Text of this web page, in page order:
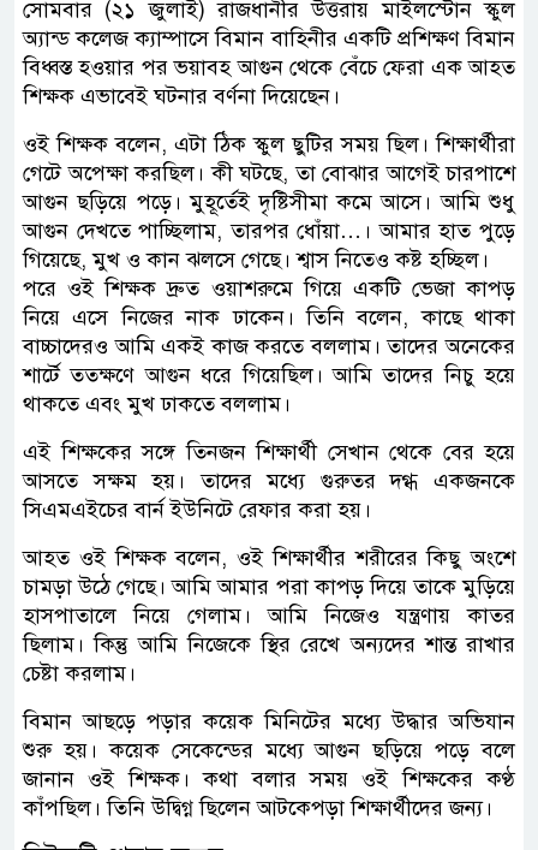
সোমবার (২১ জুলাই) রাজধানীর উত্তরায় মাইলস্টোন স্কুল
অ্যান্ড কলেজ ক্যাম্পাসে বিমান বাহিনীর একটি প্রশিক্ষণ বিমান
বিধ্বস্ত হওয়ার পর ভয়াবহ আগুন থেকে বেঁচে ফেরা এক আহত
শিক্ষক এভাবেই ঘটনার বর্ণনা দিয়েছেন।
ওই শিক্ষক বলেন, এটা ঠিক স্কুল ছুটির সময় ছিল। শিক্ষার্থীরা
গেটে অপেক্ষা করছিল। কী ঘটছে, তা বোঝার আগেই চারপাশে
আগুন ছড়িয়ে পড়ে। মুহূর্তেই দৃষ্টিসীমা কমে আসে। আমি শুধু
আগুন দেখতে পাচ্ছিলাম, তারপর ধোঁয়া…। আমার হাত পুড়ে
গিয়েছে, মুখ ও কান ঝলসে গেছে। শ্বাস নিতেও কষ্ট হচ্ছিল।
পরে ওই শিক্ষক দ্রুত ওয়াশরুমে গিয়ে একটি ভেজা কাপড়
নিয়ে এসে নিজের নাক ঢাকেন। তিনি বলেন, কাছে থাকা
বাচ্চাদেরও আমি একই কাজ করতে বললাম। তাদের অনেকের
শার্টে ততক্ষণে আগুন ধরে গিয়েছিল। আমি তাদের নিচু হয়ে
থাকতে এবং মুখ ঢাকতে বললাম।
এই শিক্ষকের সঙ্গে তিনজন শিক্ষার্থী সেখান থেকে বের হয়ে
আসতে সক্ষম হয়। তাদের মধ্যে গুরুতর দগ্ধ একজনকে
সিএমএইচের বার্ন ইউনিটে রেফার করা হয়।
আহত ওই শিক্ষক বলেন, ওই শিক্ষার্থীর শরীরের কিছু অংশে
চামড়া উঠে গেছে। আমি আমার পরা কাপড় দিয়ে তাকে মুড়িয়ে
হাসপাতালে নিয়ে গেলাম। আমি নিজেও যন্ত্রণায় কাতর
ছিলাম। কিন্তু আমি নিজেকে স্থির রেখে অন্যদের শান্ত রাখার
চেষ্টা করলাম।
বিমান আছড়ে পড়ার কয়েক মিনিটের মধ্যে উদ্ধার অভিযান
শুরু হয়। কয়েক সেকেন্ডের মধ্যে আগুন ছড়িয়ে পড়ে বলে
জানান ওই শিক্ষক। কথা বলার সময় ওই শিক্ষকের কণ্ঠ
কাঁপছিল। তিনি উদ্বিগ্ন ছিলেন আটকেপড়া শিক্ষার্থীদের জন্য।